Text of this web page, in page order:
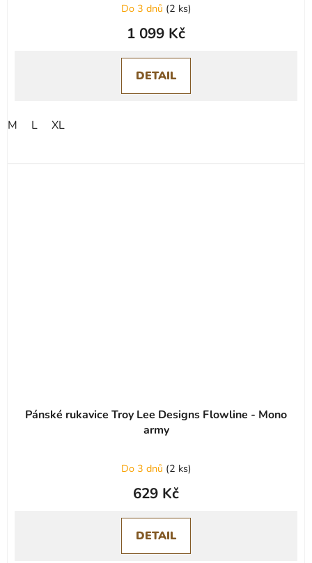
Do 3 dnů (2 ks)
1 099 Kč
DETAIL
M L XL
Pánské rukavice Troy Lee Designs Flowline - Mono
army
Do 3 dnů (2 ks)
629 Kč
DETAIL